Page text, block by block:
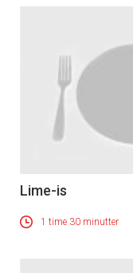
Lime-is
1 time 30 minutter